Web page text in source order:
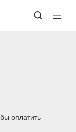
оплатить